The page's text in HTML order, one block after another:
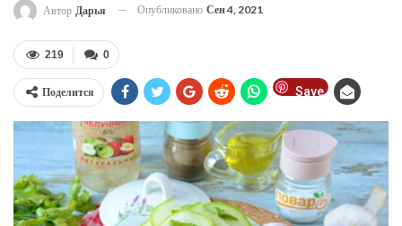
Автор Дарья Опубликовано Сен 4, 2021
0
219
Поделится Save